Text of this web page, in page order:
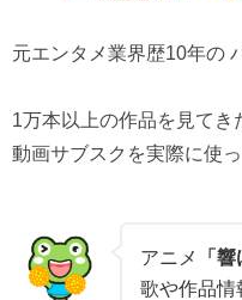
元エンタメ業界歴10年の
1万本以上の作品を見て
動画サブスクを実際に使
アニメ 「
歌や作品情